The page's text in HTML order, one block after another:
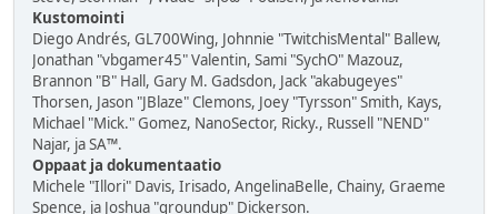
Kustomointi
Diego Andrés, GL700Wing, Johnnie "TwitchisMental" Ballew,
Jonathan "vbgamer45" Valentin, Sami "SychO" Mazouz,
Brannon "B" Hall, Gary M. Gadsdon, Jack "akabugeyes"
Thorsen, Jason "JBlaze" Clemons, Joey "Tyrsson" Smith, Kays,
Michael "Mick." Gomez, NanoSector, Ricky., Russell "NEND"
Najar, ja SA™.
Oppaat ja dokumentaatio
Michele "Illori" Davis, Irisado, AngelinaBelle, Chainy, Graeme
Spence, ja Joshua "groundup" Dickerson.